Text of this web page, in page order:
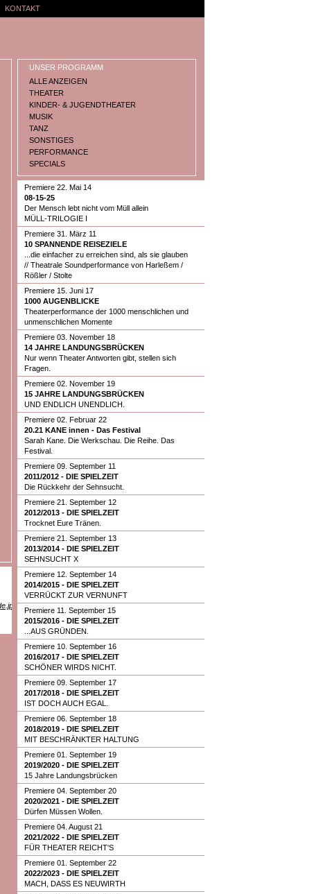
KONTAKT
UNSER PROGRAMM
ALLE ANZEIGEN
THEATER
KINDER- & JUGENDTHEATER
MUSIK
TANZ
SONSTIGES
PERFORMANCE
SPECIALS
Premiere 22. Mai 14
08-15-25
Der Mensch lebt nicht vom Müll allein
MÜLL-TRILOGIE I
Premiere 31. März 11
10 SPANNENDE REISEZIELE
...die einfacher zu erreichen sind, als sie glauben
// Theatrale Soundperformance von Harleßem /
Rößler / Stolte
Premiere 15. Juni 17
1000 AUGENBLICKE
Theaterperformance der 1000 menschlichen und
unmenschlichen Momente
Premiere 03. November 18
14 JAHRE LANDUNGSBRÜCKEN
Nur wenn Theater Antworten gibt, stellen sich
Fragen.
Premiere 02. November 19
15 JAHRE LANDUNGSBRÜCKEN
UND ENDLICH UNENDLICH.
Premiere 02. Februar 22
20.21 KANE innen - Das Festival
Sarah Kane. Die Werkschau. Die Reihe. Das
Festival.
Premiere 09. September 11
2011/2012 - DIE SPIELZEIT
Die Rückkehr der Sehnsucht.
Premiere 21. September 12
2012/2013 - DIE SPIELZEIT
Trocknet Eure Tränen.
Premiere 21. September 13
2013/2014 - DIE SPIELZEIT
SEHNSUCHT X
Premiere 12. September 14
2014/2015 - DIE SPIELZEIT
VERRÜCKT ZUR VERNUNFT
Premiere 11. September 15
2015/2016 - DIE SPIELZEIT
...AUS GRÜNDEN.
Premiere 10. September 16
2016/2017 - DIE SPIELZEIT
SCHÖNER WIRDS NICHT.
Premiere 09. September 17
2017/2018 - DIE SPIELZEIT
IST DOCH AUCH EGAL.
Premiere 06. September 18
2018/2019 - DIE SPIELZEIT
MIT BESCHRÄNKTER HALTUNG
Premiere 01. September 19
2019/2020 - DIE SPIELZEIT
15 Jahre Landungsbrücken
Premiere 04. September 20
2020/2021 - DIE SPIELZEIT
Dürfen Müssen Wollen.
Premiere 04. August 21
2021/2022 - DIE SPIELZEIT
FÜR THEATER REICHT'S
Premiere 01. September 22
2022/2023 - DIE SPIELZEIT
MACH, DASS ES NEUWIRTH